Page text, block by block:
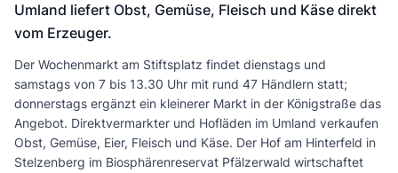
Umland liefert Obst, Gemüse, Fleisch und Käse direkt
vom Erzeuger.
Der Wochenmarkt am Stiftsplatz findet dienstags und
samstags von 7 bis 13.30 Uhr mit rund 47 Händlern statt;
donnerstags ergänzt ein kleinerer Markt in der Königstraße das
Angebot. Direktvermarkter und Hofläden im Umland verkaufen
Obst, Gemüse, Eier, Fleisch und Käse. Der Hof am Hinterfeld in
Stelzenberg im Biosphärenreservat Pfälzerwald wirtschaftet